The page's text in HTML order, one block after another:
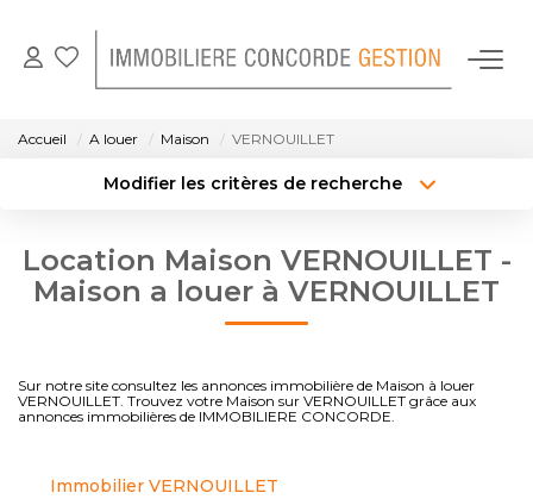
GESTION LOCATIVE
NOTRE AGENCE
CONTACT
Accueil A louer Maison VERNOUILLET
Modifier les critères de recherche
Surface min Budget max
Location Maison VERNOUILLET -
Maison a louer à VERNOUILLET
Sur notre site consultez les annonces immobilière de Maison à louer
VERNOUILLET. Trouvez votre Maison sur VERNOUILLET grâce aux
annonces immobilières de IMMOBILIERE CONCORDE.
Immobilier VERNOUILLET